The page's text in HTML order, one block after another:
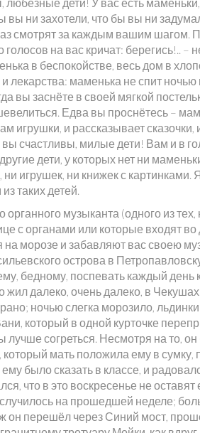
вы ни захотели, что бы вы ни
смотрят за каждым вашим шагом.
голосов на вас кричат: берегись!.. –
в беспокойстве, весь дом в
лекарства: маменька не спит
вы заснёте в своей мягкой
Едва вы проснётесь –
игрушки, и рассказывает сказочки,
вы счастливы, милые дети! Вам и в
дети, у которых нет ни
ни игрушек, ни книжек с картинками.
таких детей.
органного музыканта (одного из
с органами или которые входят во
на морозе и забавляют вас своею
острова в
бедному, поспевать каждый день
жил далеко, очень далеко, в
ночью слегка морозило, льдинки
который в одной курточке
лучше согреться. Несмотря на то,
мать положила ему в сумку,
было сказать в классе, и
что в это воскресенье не оставят
случилось на прошедшей неделе;
он перешёл через Синий мост,